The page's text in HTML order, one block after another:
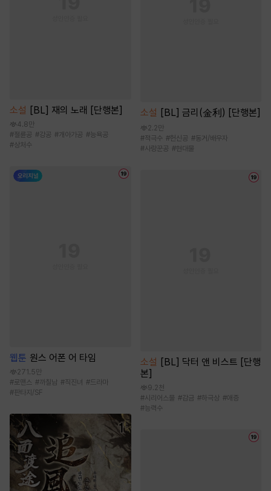
소설 [BL] 재의 노래 [단행본]
4.8만
#절륜공 #강공 # 개아가공 #능욕공
#상처수
웹툰 원스 어폰 어 타임
271.5만
#로맨스 #까칠남 #직진녀 #드라마
# 판타지/SF
소설 [BL] 금리(金利) [단행본]
2.2만
#적극수 #헌신공 #동거/배우자
#사랑꾼공 #현대물
소설 [BL] 닥터 앤 비스트 [단행
본]
9.2천
#시리어스물 #감금 #하극상 #애증
#능력수